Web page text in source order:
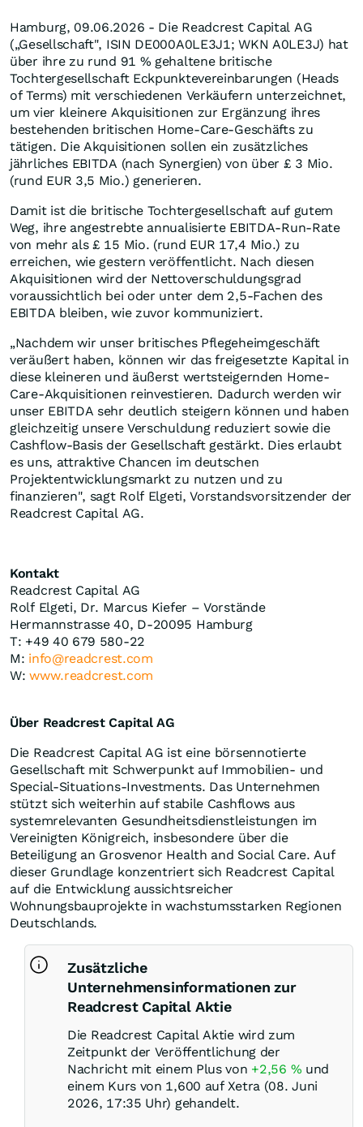
Hamburg, 09.06.2026 - Die Readcrest Capital AG
(„Gesellschaft", ISIN DE000A0LE3J1; WKN A0LE3J) hat
über ihre zu rund 91 % gehaltene britische
Tochtergesellschaft Eckpunktevereinbarungen (Heads
of Terms) mit verschiedenen Verkäufern unterzeichnet,
um vier kleinere Akquisitionen zur Ergänzung ihres
bestehenden britischen Home-Care-Geschäfts zu
tätigen. Die Akquisitionen sollen ein zusätzliches
jährliches EBITDA (nach Synergien) von über £ 3 Mio.
(rund EUR 3,5 Mio.) generieren.
Damit ist die britische Tochtergesellschaft auf gutem
Weg, ihre angestrebte annualisierte EBITDA-Run-Rate
von mehr als £ 15 Mio. (rund EUR 17,4 Mio.) zu
erreichen, wie gestern veröffentlicht. Nach diesen
Akquisitionen wird der Nettoverschuldungsgrad
voraussichtlich bei oder unter dem 2,5-Fachen des
EBITDA bleiben, wie zuvor kommuniziert.
„Nachdem wir unser britisches Pflegeheimgeschäft
veräußert haben, können wir das freigesetzte Kapital in
diese kleineren und äußerst wertsteigernden Home-
Care-Akquisitionen reinvestieren. Dadurch werden wir
unser EBITDA sehr deutlich steigern können und haben
gleichzeitig unsere Verschuldung reduziert sowie die
Cashflow-Basis der Gesellschaft gestärkt. Dies erlaubt
es uns, attraktive Chancen im deutschen
Projektentwicklungsmarkt zu nutzen und zu
finanzieren", sagt Rolf Elgeti, Vorstandsvorsitzender der
Readcrest Capital AG.
Kontakt
Readcrest Capital AG
Rolf Elgeti, Dr. Marcus Kiefer – Vorstände
Hermannstrasse 40, D-20095 Hamburg
T: +49 40 679 580-22
M: info@readcrest.com
W:www.readcrest.com
Über Readcrest Capital AG
Die Readcrest Capital AG ist eine börsennotierte
Gesellschaft mit Schwerpunkt auf Immobilien- und
Special-Situations-Investments. Das Unternehmen
stützt sich weiterhin auf stabile Cashflows aus
systemrelevanten Gesundheitsdienstleistungen im
Vereinigten Königreich, insbesondere über die
Beteiligung an Grosvenor Health and Social Care. Auf
dieser Grundlage konzentriert sich Readcrest Capital
auf die Entwicklung aussichtsreicher
Wohnungsbauprojekte in wachstumsstarken Regionen
Deutschlands.
Zusätzliche
Unternehmensinformationen zur
Readcrest Capital Aktie
Die Readcrest Capital Aktie wird zum
Zeitpunkt der Veröffentlichung der
Nachricht mit einem Plus von +2,56 % und
einem Kurs von 1,600 auf Xetra (08. Juni
2026, 17:35 Uhr) gehandelt.